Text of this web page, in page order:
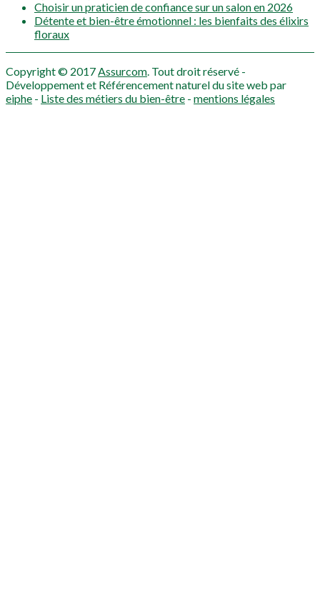
Choisir un praticien de confiance sur un salon en 2026
Détente et bien-être émotionnel : les bienfaits des élixirs
floraux
Copyright © 2017 Assurcom . Tout droit réservé -
Développement et Référencement naturel du site web par
eiphe - Liste des métiers du bien-être - mentions légales